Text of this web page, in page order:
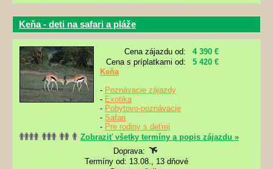
Keňa - deti na safari a pláže
Cena zájazdu od:
4 390 €
Cena s príplatkami od:
5 420 €
Keňa
- Poznávacie zájazdy
- Exotika
- Pobytovo-poznávacie
- Safari
- Pre rodiny s deťmi
Zobraziť všetky termíny a popis zájazdu »
Doprava:
Termíny od: 13.08., 13 dňové